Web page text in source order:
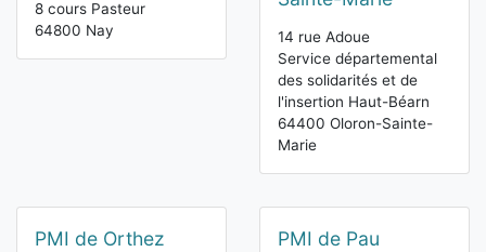
8 cours Pasteur
64800 Nay
14 rue Adoue
Service départemental
des solidarités et de
l'insertion Haut-Béarn
64400 Oloron-Sainte-
Marie
PMI de Orthez PMI de Pau